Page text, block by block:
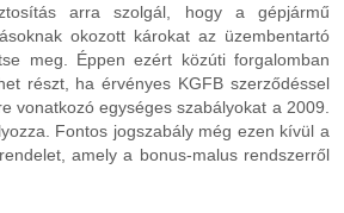
arra szolgál, hogy a gépjármű
okozott károkat az üzembentartó
meg. Éppen ezért közúti forgalomban
részt, ha érvényes KGFB szerződéssel
vonatkozó egységes szabályokat a 2009.
Fontos jogszabály még ezen kívül a
amely a bonus-malus rendszerről